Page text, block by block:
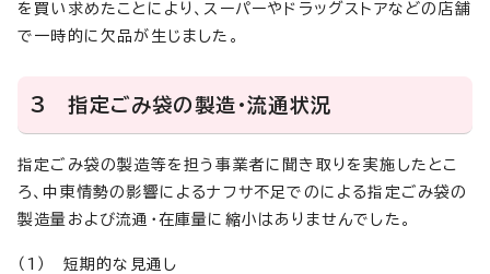
を買い求めたことにより、スーパーやドラッグストアなどの店舗
で一時的に欠品が生じました。
3 指定ごみ袋の製造・流通状況
指定ごみ袋の製造等を担う事業者に聞き取りを実施したとこ
ろ、中東情勢の影響によるナフサ不足でのによる指定ごみ袋の
製造量および流通・在庫量に縮小はありませんでした。
（1） 短期的な見通し